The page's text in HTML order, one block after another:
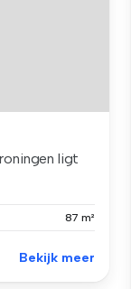
ligt
87 m²
Bekijk meer